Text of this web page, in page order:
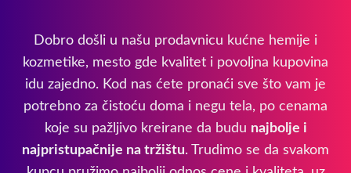
Dobro došli u našu prodavnicu kućne hemije i
kozmetike, mesto gde kvalitet i povoljna kupovina
idu zajedno. Kod nas ćete pronaći sve što vam je
potrebno za čistoću doma i negu tela, po cenama
koje su pažljivo kreirane da budu najbolje i
najpristupačnije na tržištu. Trudimo se da svakom